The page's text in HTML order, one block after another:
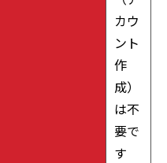
カウ
ント
作
成）
は不
要で
す